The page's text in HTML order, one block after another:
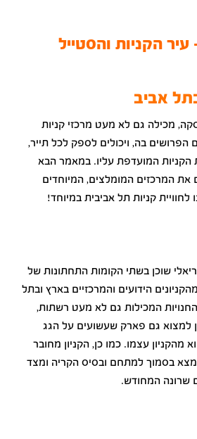
הקניות והסטייל
אביב
מכילה גם לא מעט מרכזי קניות
הפרושים בה, ויכולים לספק לכל תייר,
הקניות המועדפת עליו. במאמר הבא
את המרכזים המומלצים, המיוחדים
לחוויית קניות תל אביבית במיוחד!
שוכן בשתי הקומות התחתונות של
הידועים והמרכזיים בארץ ובתל
המכילות גם לא מעט רשתות,
למצוא גם פארק שעשועים על הגג
מהקניון עצמו. כמו כן, הקניון מחובר
בסמוך למתחם ובסיס הקריה ומצד
שרונה המחודש.